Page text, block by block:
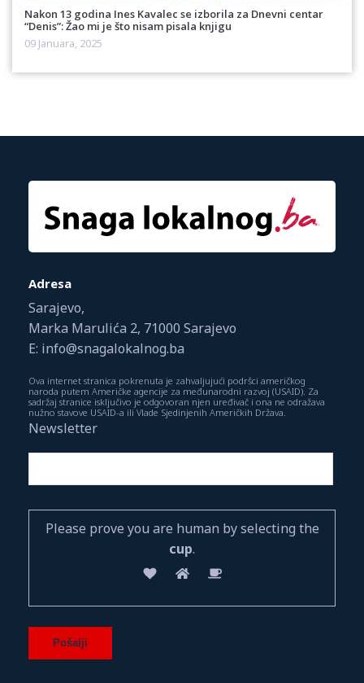
Nakon 13 godina Ines Kavalec se izborila za Dnevni centar
“Denis”: Žao mi je što nisam pisala knjigu
09 Januara, 2025
Adresa
Sarajevo,
Marka Marulića 2, 71000 Sarajevo
E: info@snagalokalnog.ba
Ova internet stranica pokrenuta je zahvaljujući podršci američkog
naroda putem Američke agencije za međunarodni razvoj (USAID). Za
sadržaj stranice isključivo je odgovoran njen uređivač i ona ne odražava
nužno stavove USAID-a ili Vlade Sjedinjenih Američkih Država.
Newsletter
Please prove you are human by selecting the
cup.